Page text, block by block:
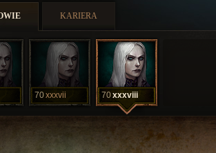
KARIERA
70xxxvii 70xxxviii